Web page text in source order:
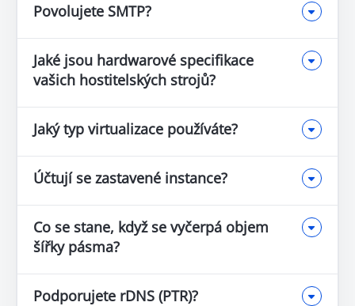
Povolujete SMTP?
Jaké jsou hardwarové specifikace
vašich hostitelských strojů?
Jaký typ virtualizace používáte?
Účtují se zastavené instance?
Co se stane, když se vyčerpá objem
šířky pásma?
Podporujete rDNS (PTR)?